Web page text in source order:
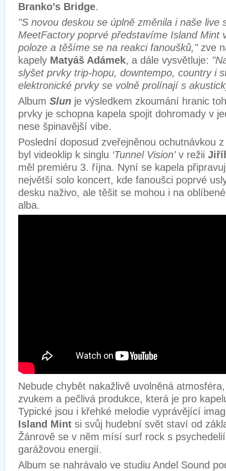
Branko’s Bridge.
"S novou deskou se úplně změnila i naše live
MeetFactory poprvé představíme Island Mint
poloze a těšíme se na reakci fanoušků,"zve
kapely Matyáš Adámek, a dále vysvětluje:
slyšet prvky trip-hopu, downtempo, country i
elektronické prvky se volně prolínají s
Album Slun je výsledkem zkoumání hranic
prvky je schopna kapela spojit dohromady v
nese špinavější vibe.
Poslední doposud zveřejněnou ochutnávkou
byl videoklip k singlu ‘Tunnel Vision’v režii
měl premiéru 3. října. Nyní se kapela
největší solo koncert, kde fanoušci poprvé
desku naživo, ale těšit se mohou i na
alba.
Nebude chybět nakažlivě uvolněná
zvukem a pečlivá produkce, která je pro
Typické jsou i křehké melodie vyprávějící
Island Mint si svůj hudební svět staví od
Žánrově se v něm mísí surf rock s
garážovou energií.
Album se nahrávalo ve studiu Andel Sound